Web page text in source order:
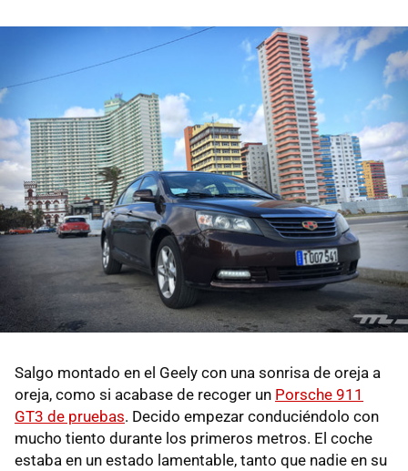
Salgo montado en el Geely con una sonrisa de oreja a
oreja, como si acabase de recoger un Porsche 911
GT3 de pruebas. Decido empezar conduciéndolo con
mucho tiento durante los primeros metros. El coche
estaba en un estado lamentable, tanto que nadie en su